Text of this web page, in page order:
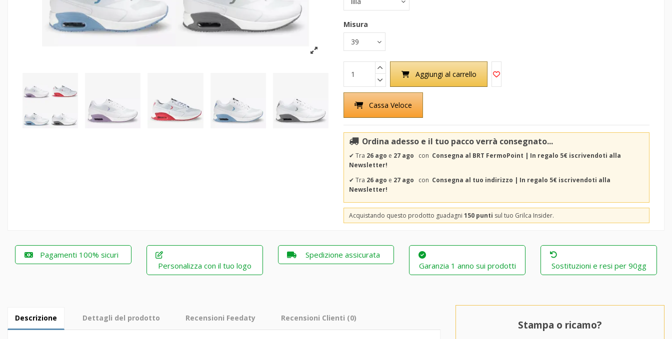
Misura
Aggiungi al carrello
Cassa Veloce
Ordina adesso e il tuo pacco verrà consegnato...
✔ Tra 26 ago e 27 ago con Consegna al BRT FermoPoint | In regalo 5€ iscrivendoti alla
Newsletter!
✔ Tra 26 ago e 27 ago con Consegna al tuo indirizzo | In regalo 5€ iscrivendoti alla
Newsletter!
Acquistando questo prodotto guadagni 150 punti sul tuo Grilca Insider.
Pagamenti 100% sicuri
Personalizza con il tuo logo
Spedizione assicurata
Garanzia 1 anno sui prodotti
Sostituzioni e resi per 90gg
Descrizione Dettagli del prodotto Recensioni Feedaty Recensioni Clienti (0)
Stampa o ricamo?